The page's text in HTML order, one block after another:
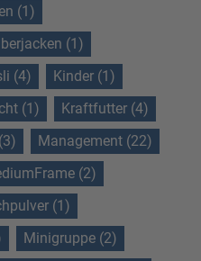
(1)
(1)
(4)
Kinder (1)
(1)
Kraftfutter (4)
Management (22)
(2)
(1)
Minigruppe (2)